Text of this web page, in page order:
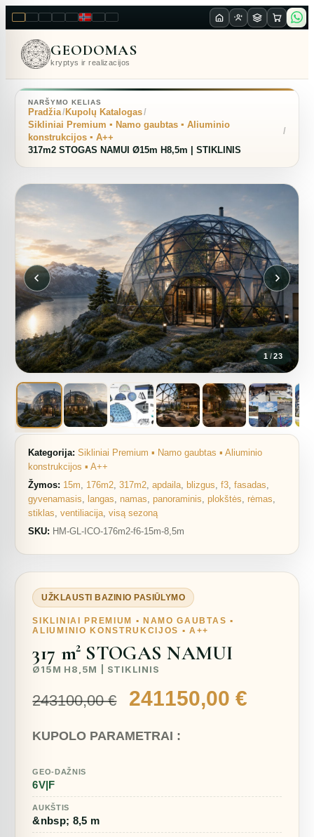
LT ENPL FRRUNOSKRO
GEODOMAS
kryptys ir realizacijos
NARŠYMO KELIAS
Pradžia Kupolų Katalogas
Sikliniai Premium ▪︎ Namo gaubtas ▪︎ Aliuminio
konstrukcijos ▪︎ A++
317m2 STOGAS NAMUI Ø15m H8,5m | STIKLINIS
1 /23
Kategorija: Sikliniai Premium ▪︎ Namo gaubtas ▪︎ Aliuminio
konstrukcijos ▪︎ A++
Žymos: 15m 176m2 ,317m2 ,apdaila blizgus ,f3 ,fasadas
gyvenamasis
langas namas ,panoraminis ,plokštės ,rėmas
stiklas ,ventiliacija ,visą sezoną
SKU: HM-GL-ICO-176m2-f6-15m-8,5m
UŽKLAUSTI BAZINIO PASIŪLYMO
SIKLINIAI PREMIUM ▪︎ NAMO GAUBTAS ▪︎
ALIUMINIO KONSTRUKCIJOS ▪︎ A++
317 m² STOGAS NAMUI
Ø15M H8,5M | STIKLINIS
243100,00€
Original
was:
241150,00€
KUPOLO PARAMETRAI :
GEO-DAŽNIS
6V|F
AUKŠTIS
&nbsp; 8,5 m